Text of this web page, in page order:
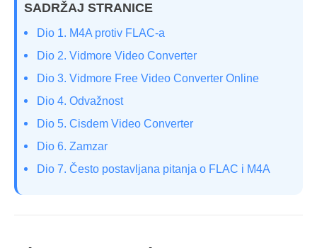
SADRŽAJ STRANICE
Dio 1. M4A protiv FLAC-a
Dio 2. Vidmore Video Converter
Dio 3. Vidmore Free Video Converter Online
Dio 4. Odvažnost
Dio 5. Cisdem Video Converter
Dio 6. Zamzar
Dio 7. Često postavljana pitanja o FLAC i M4A